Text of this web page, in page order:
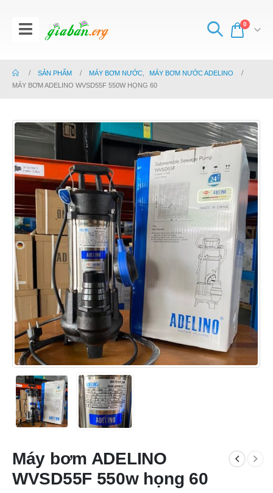
0
SẢN PHẨM MÁY BƠM NƯỚC
MÁY BƠM NƯỚC ADELINO
MÁY BƠM ADELINO WVSD55F 550W HỌNG 60
Máy bơm ADELINO
WVSD55F 550w họng 60